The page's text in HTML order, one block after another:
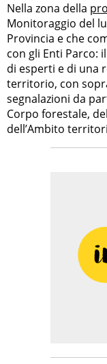
Nella zona della
Monitoraggio del
Provincia e che
con gli Enti Parco:
di esperti e di una
territorio, con
segnalazioni da
Corpo forestale,
dell’Ambito